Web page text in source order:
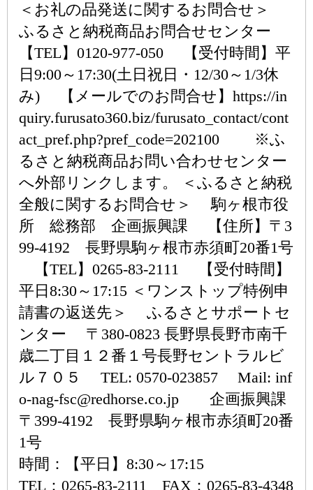
＜お礼の品発送に関するお問合せ＞
ふるさと納税商品お問合せセンター
【TEL】0120-977-050 【受付時間】平
日9:00～17:30(土日祝日・12/30～1/3休
み) 【メールでのお問合せ】https://in
quiry.furusato360.biz/furusato_contact/cont
act_pref.php?pref_code=202100 ※ふ
るさと納税商品お問い合わせセンター
へ外部リンクします。 ＜ふるさと納税
全般に関するお問合せ＞ 駒ヶ根市役
所 総務部 企画振興課 【住所】〒3
99-4192 長野県駒ヶ根市赤須町20番1号
【TEL】0265-83-2111 【受付時間】
平日8:30～17:15 ＜ワンストップ特例申
請書の返送先＞ ふるさとサポートセ
ンター 〒380-0823 長野県長野市南千
歳二丁目１２番１号長野セントラルビ
ル７０５ TEL: 0570-023857 Mail: inf
o-nag-fsc@redhorse.co.jp 企画振興課
〒399-4192 長野県駒ヶ根市赤須町20番
1号
時間：【平日】8:30～17:15
TEL：0265-83-2111 FAX：0265-83-4348